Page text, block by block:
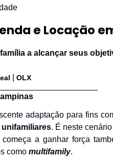
e Locação
a alcançar seus
OLX
adaptação para fins
. É neste
como multifamily.